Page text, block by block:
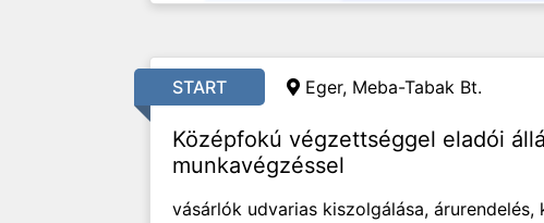
START Eger, Meba-Tabak Bt.
Középfokú végzettséggel eladói
munkavégzéssel
vásárlók udvarias kiszolgálása, árurendelés,